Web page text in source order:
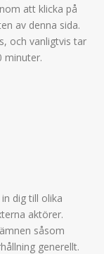
att klicka på
av denna sida.
och vanligtvis tar
minuter.
dig till olika
aktörer.
såsom
generellt.